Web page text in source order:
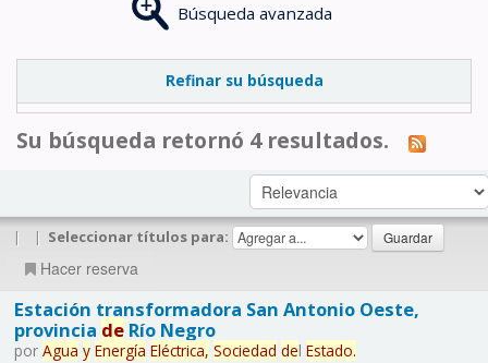
Búsqueda avanzada
Refinar su búsqueda
Su búsqueda retornó 4 resultados.
| | Seleccionar títulos para:
Hacer reserva
Estación transformadora San Antonio Oeste,
provincia deRío Negro
por Agua y Energía Eléctrica, Sociedad del Estado.